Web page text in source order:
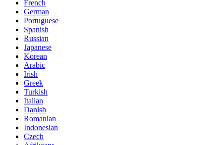
French
German
Portuguese
Spanish
Russian
Japanese
Korean
Arabic
Irish
Greek
Turkish
Italian
Danish
Romanian
Indonesian
Czech